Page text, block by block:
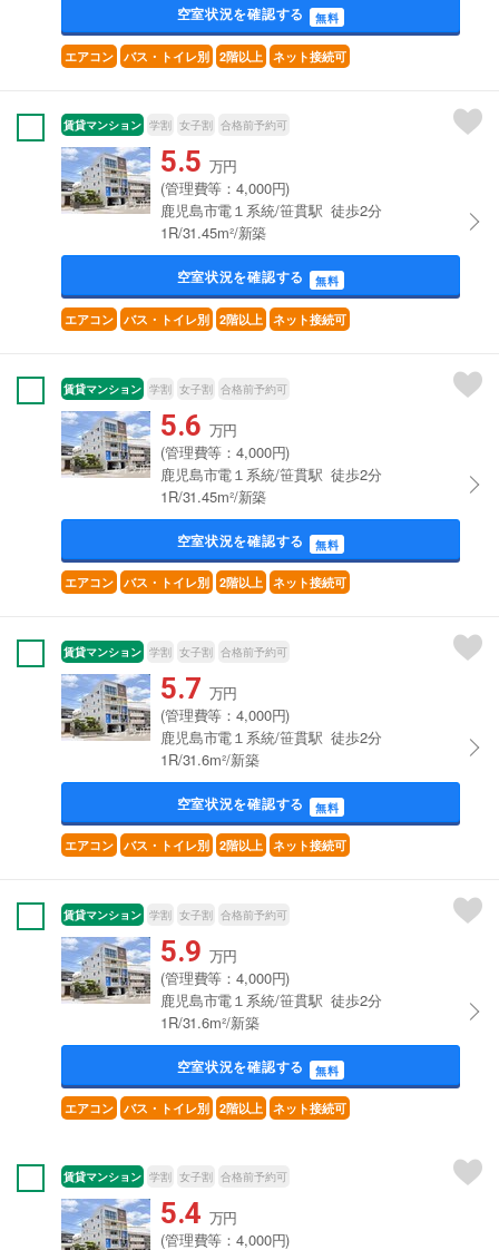
空室状況を確認する 無料
エアコン バス・トイレ別 2階以上 ネット接続可
賃貸マンション 学割 女子割 合格前予約可
5.5 万円
(管理費等：4,000円)
鹿児島市電１系統/笹貫駅 徒歩2分
1R/31.45m²/新築
空室状況を確認する 無料
エアコン バス・トイレ別 2階以上 ネット接続可
賃貸マンション 学割 女子割 合格前予約可
5.6 万円
(管理費等：4,000円)
鹿児島市電１系統/笹貫駅 徒歩2分
1R/31.45m²/新築
空室状況を確認する 無料
エアコン バス・トイレ別 2階以上 ネット接続可
賃貸マンション 学割 女子割 合格前予約可
5.7 万円
(管理費等：4,000円)
鹿児島市電１系統/笹貫駅 徒歩2分
1R/31.6m²/新築
空室状況を確認する 無料
エアコン バス・トイレ別 2階以上 ネット接続可
賃貸マンション 学割 女子割 合格前予約可
5.9 万円
(管理費等：4,000円)
鹿児島市電１系統/笹貫駅 徒歩2分
1R/31.6m²/新築
空室状況を確認する 無料
エアコン バス・トイレ別 2階以上 ネット接続可
賃貸マンション 学割 女子割 合格前予約可
5.4 万円
(管理費等：4,000円)